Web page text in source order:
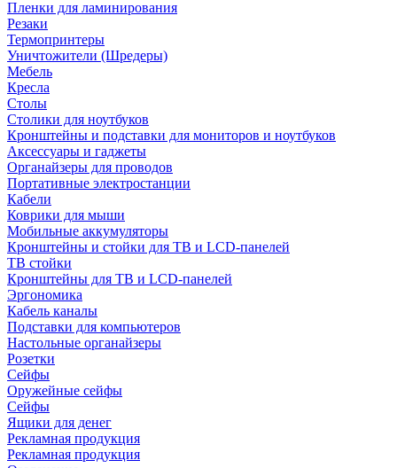
Пленки для ламинирования
Резаки
Термопринтеры
Уничтожители (Шредеры)
Мебель
Кресла
Столы
Столики для ноутбуков
Кронштейны и подставки для мониторов и ноутбуков
Аксессуары и гаджеты
Органайзеры для проводов
Портативные электростанции
Кабели
Коврики для мыши
Мобильные аккумуляторы
Кронштейны и стойки для ТВ и LCD-панелей
ТВ стойки
Кронштейны для ТВ и LCD-панелей
Эргономика
Кабель каналы
Подставки для компьютеров
Настольные органайзеры
Розетки
Сейфы
Оружейные сейфы
Сейфы
Ящики для денег
Рекламная продукция
Рекламная продукция